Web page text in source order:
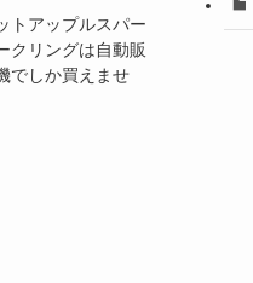
トアップルスパー
クリングは自動販
でしか買えませ